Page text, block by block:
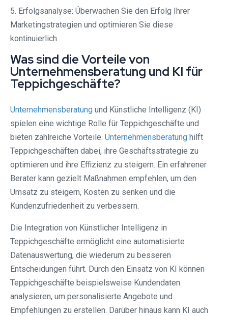
5. Erfolgsanalyse: Überwachen Sie den Erfolg Ihrer
Marketingstrategien und optimieren Sie diese
kontinuierlich
Was sind die Vorteile von
Unternehmensberatung und KI für
Teppichgeschäfte?
Unternehmensberatung und Künstliche Intelligenz (KI)
spielen eine wichtige Rolle für Teppichgeschäfte und
bieten zahlreiche Vorteile. Unternehmensberatung hilft
Teppichgeschäften dabei, ihre Geschäftsstrategie zu
optimieren und ihre Effizienz zu steigern. Ein erfahrener
Berater kann gezielt Maßnahmen empfehlen, um den
Umsatz zu steigern, Kosten zu senken und die
Kundenzufriedenheit zu verbessern.
Die Integration von Künstlicher Intelligenz in
Teppichgeschäfte ermöglicht eine automatisierte
Datenauswertung, die wiederum zu besseren
Entscheidungen führt. Durch den Einsatz von KI können
Teppichgeschäfte beispielsweise Kundendaten
analysieren, um personalisierte Angebote und
Empfehlungen zu erstellen. Darüber hinaus kann KI auch